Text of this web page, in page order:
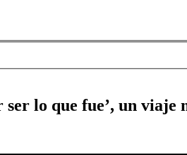
lo que fue’, un viaje